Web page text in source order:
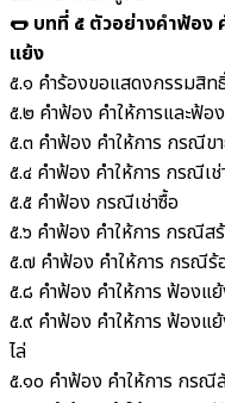
🌭 บทที่ ๕ ตัวอย่างคำฟ้อง
แย้ง
๕.๑ คำร้องขอแสดงกรรมสิ
๕.๒ คำฟ้อง คำให้การและฟ้
๕.๓ คำฟ้อง คำให้การ กรณีข
๕.๔ คำฟ้อง คำให้การ กรณีเ
๕.๕ คำฟ้อง กรณีเช่าซื้อ
๕.๖ คำฟ้อง คำให้การ กรณีส
๕.๗ คำฟ้อง คำให้การ กรณี
๕.๘ คำฟ้อง คำให้การ ฟ้อง
๕.๙ คำฟ้อง คำให้การ ฟ้อง
ไล่
๕.๑๐ คำฟ้อง คำให้การ กรณี